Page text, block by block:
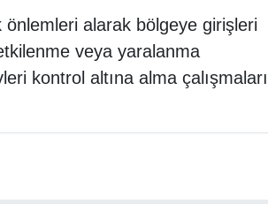
alarak bölgeye girişleri
veya yaralanma
kontrol altına alma çalışmaları